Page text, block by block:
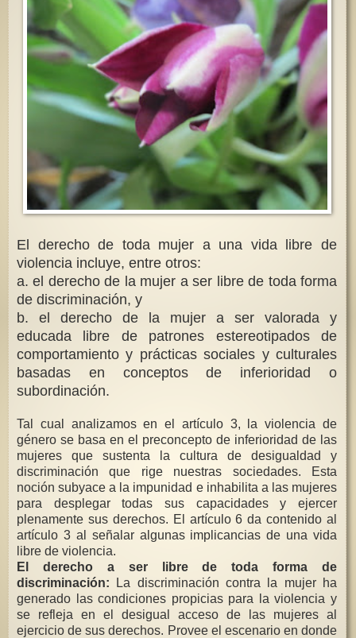
El derecho de toda mujer a una vida libre de
violencia incluye, entre otros:
a. el derecho de la mujer a ser libre de toda forma
de discriminación, y
b. el derecho de la mujer a ser valorada y
educada libre de patrones estereotipados de
comportamiento y prácticas sociales y culturales
basadas en conceptos de inferioridad o
subordinación.
Tal cual analizamos en el artículo 3, la violencia de
género se basa en el preconcepto de inferioridad de las
mujeres que sustenta la cultura de desigualdad y
discriminación que rige nuestras sociedades. Esta
noción subyace a la impunidad e inhabilita a las mujeres
para desplegar todas sus capacidades y ejercer
plenamente sus derechos. El artículo 6 da contenido al
artículo 3 al señalar algunas implicancias de una vida
libre de violencia.
El derecho a ser libre de toda forma de
discriminación: La discriminación contra la mujer ha
generado las condiciones propicias para la violencia y
se refleja en el desigual acceso de las mujeres al
ejercicio de sus derechos. Provee el escenario en donde